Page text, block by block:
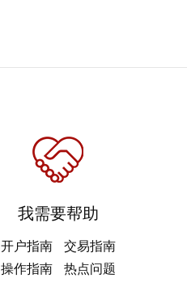
我需要帮助
开户指南
交易指南
操作指南
热点问题